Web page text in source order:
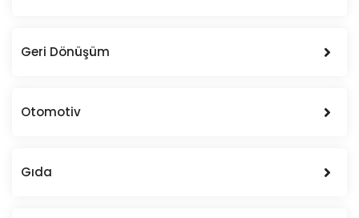
Geri Dönüşüm
Otomotiv
Gıda